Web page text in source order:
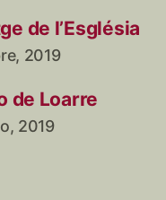
de l’Església
2019
de Loarre
2019